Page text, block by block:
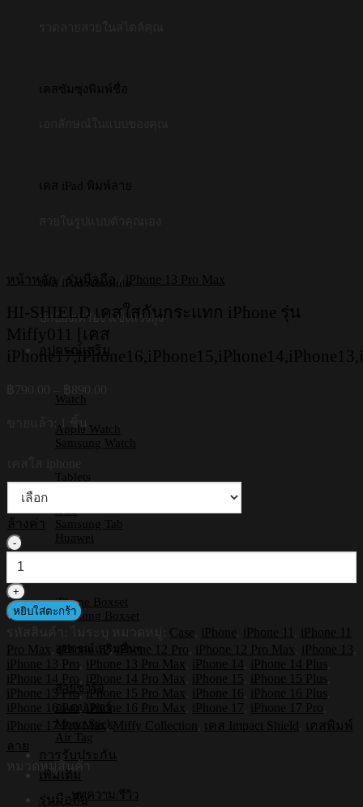
เคสซัมซุงพิมพ์ชื่อ
เคส iPad พิมพ์ลาย
เคส iPad Absolute
ปกป้องเครื่อง แข็งแรงสูง
อุปกรณ์เสริม
Watch
Apple Watch
Samsung Watch
Tablets
iPad
Samsung Tab
Huawei
iPhone Boxset
Samsung Boxset
อุปกรณ์เสริมอื่นๆ
สายชาร์จ
อแดปเตอร์
Mono Stick
Air Tag
การรับประกัน
เพิ่มเติม
บทความ/รีวิว
หน้าหลัก / รุ่นมือถือ / iPhone 13 Pro Max
HI-SHIELD เคสใสกันกระแทก iPhone รุ่น
Miffy011 [เคส
through
฿890.00
ขายแล้ว: 1 ชิ้น
ล้างค่า
จำนวน
SHIELD
เคส
ใส
กระแทก
iPhone
รุ่น
Miffy011
[เคส
iPhone17,iPhone16,iPhone15,iPhone14,iPhone13,iPhone12]
ชิ้น
หยิบใส่ตะกร้า
Case iPhone iPhone 11
iPhone 11
Pro Max ,iPhone 12,iPhone 12 Pro iPhone 12 Pro Max iPhone 13
iPhone 13 Pro
iPhone 13 Pro Max iPhone 14 iPhone 14 Plus
iPhone 14 Pro
iPhone 14 Pro Max iPhone 15 iPhone 15 Plus
iPhone 15 Pro,iPhone 15 Pro Max iPhone 16 iPhone 16 Plus
iPhone 16 Pro, iPhone 16 Pro Max iPhone 17 iPhone 17 Pro
iPhone 17 Pro Max,Miffy Collection เคส Impact Shield
เคสพิมพ์
ลาย
หมวดหมู่สินค้า
รุ่นมือถือ